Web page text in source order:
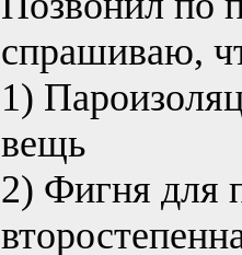
спрашиваю,
1)
вещь
2) Фигня для